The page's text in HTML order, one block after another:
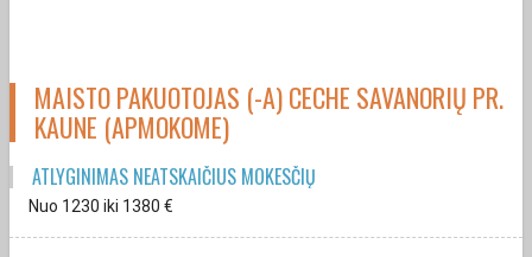
MAISTO PAKUOTOJAS (-A) CECHE SAVANORIŲ PR.
KAUNE (APMOKOME)
ATLYGINIMAS NEATSKAIČIUS MOKESČIŲ
Nuo 1230 iki 1380 €